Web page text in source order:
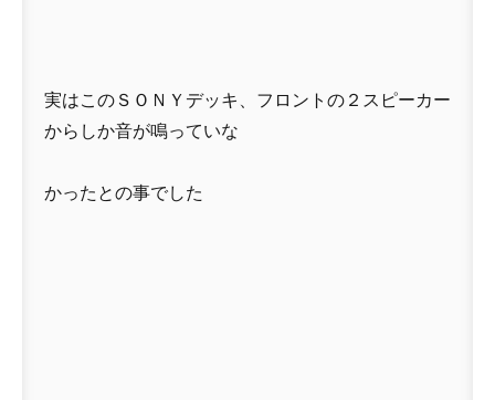
実はこのＳＯＮＹデッキ、フロントの２スピーカー
からしか音が鳴っていな
かったとの事でした